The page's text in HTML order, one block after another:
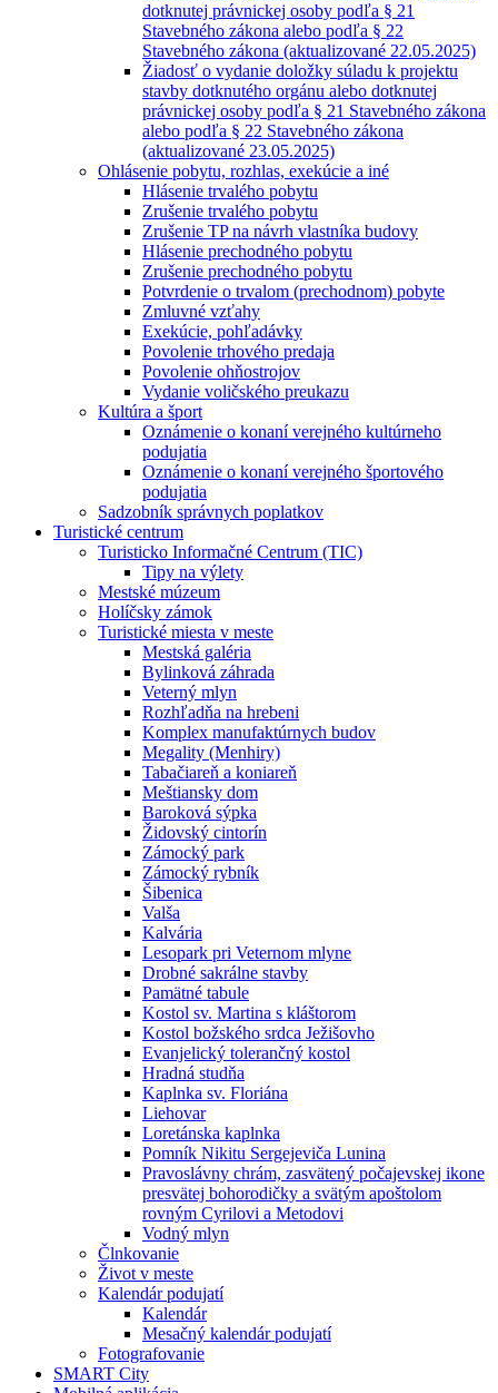
dotknutej právnickej osoby podľa § 21
Stavebného zákona alebo podľa § 22
Stavebného zákona (aktualizované 22.05.2025)
Žiadosť o vydanie doložky súladu k projektu
stavby dotknutého orgánu alebo dotknutej
právnickej osoby podľa § 21 Stavebného zákona
alebo podľa § 22 Stavebného zákona
(aktualizované 23.05.2025)
Ohlásenie pobytu, rozhlas, exekúcie a iné
Hlásenie trvalého pobytu
Zrušenie trvalého pobytu
Zrušenie TP na návrh vlastníka budovy
Hlásenie prechodného pobytu
Zrušenie prechodného pobytu
Potvrdenie o trvalom (prechodnom) pobyte
Zmluvné vzťahy
Exekúcie, pohľadávky
Povolenie trhového predaja
Povolenie ohňostrojov
Vydanie voličského preukazu
Kultúra a šport
Oznámenie o konaní verejného kultúrneho
podujatia
Oznámenie o konaní verejného športového
podujatia
Sadzobník správnych poplatkov
Turistické centrum
Turisticko Informačné Centrum (TIC)
Tipy na výlety
Mestské múzeum
Holíčsky zámok
Turistické miesta v meste
Mestská galéria
Bylinková záhrada
Veterný mlyn
Rozhľadňa na hrebeni
Komplex manufaktúrnych budov
Megality (Menhiry)
Tabačiareň a koniareň
Meštiansky dom
Baroková sýpka
Židovský cintorín
Zámocký park
Zámocký rybník
Šibenica
Valša
Kalvária
Lesopark pri Veternom mlyne
Drobné sakrálne stavby
Pamätné tabule
Kostol sv. Martina s kláštorom
Kostol božského srdca Ježišovho
Evanjelický tolerančný kostol
Hradná studňa
Kaplnka sv. Floriána
Liehovar
Loretánska kaplnka
Pomník Nikitu Sergejeviča Lunina
Pravoslávny chrám, zasvätený počajevskej ikone
presvätej bohorodičky a svätým apoštolom
rovným Cyrilovi a Metodovi
Vodný mlyn
Člnkovanie
Život v meste
Kalendár podujatí
Kalendár
Mesačný kalendár podujatí
Fotografovanie
SMART City